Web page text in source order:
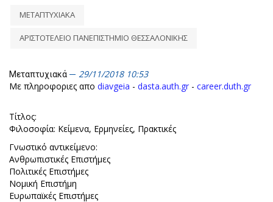
ΜΕΤΑΠΤΥΧΙΑΚΑ
ΑΡΙΣΤΟΤΕΛΕΙΟ ΠΑΝΕΠΙΣΤΗΜΙΟ ΘΕΣΣΑΛΟΝΙΚΗΣ
Μεταπτυχιακά
29/11/2018 10:53
Με πληροφοριες απο diavgeia - dasta.auth.gr - career.duth.gr
Τίτλος:
Φιλοσοφία: Κείμενα, Ερμηνείες, Πρακτικές
Γνωστικό αντικείμενο:
Ανθρωπιστικές Επιστήμες
Πολιτικές Επιστήμες
Νομική Επιστήμη
Ευρωπαϊκές Επιστήμες